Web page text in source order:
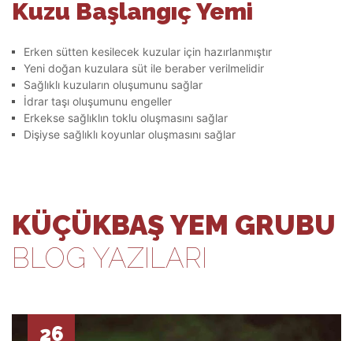
Kuzu Başlangıç Yemi
Erken sütten kesilecek kuzular için hazırlanmıştır
Yeni doğan kuzulara süt ile beraber verilmelidir
Sağlıklı kuzuların oluşumunu sağlar
İdrar taşı oluşumunu engeller
Erkekse sağlıklın toklu oluşmasını sağlar
Dişiyse sağlıklı koyunlar oluşmasını sağlar
KÜÇÜKBAŞ YEM GRUBU
BLOG YAZILARI
26